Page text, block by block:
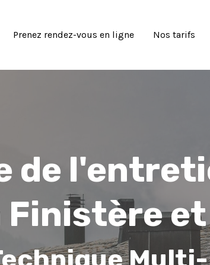
Prenez rendez-vous en ligne Nos tarifs
de
Finistère